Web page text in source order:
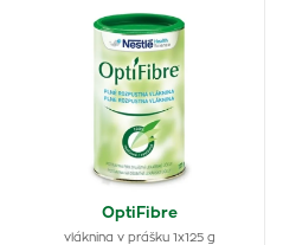
OptiFibre
vláknina v prášku 1x125 g